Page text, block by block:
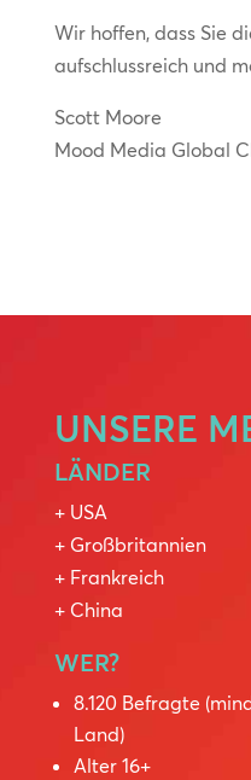
Wir hoffen, dass Sie
aufschlussreich und
Scott Moore
Mood Media Global
UNSERE
LÄNDER
+ USA
+ Großbritannien
+ Frankreich
+ China
WER?
8.120 Befragte
Land)
Alter 16+